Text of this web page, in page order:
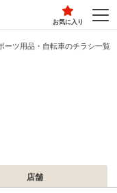
お気に入り
ーツ用品・自転車のチラシ一覧
店舗